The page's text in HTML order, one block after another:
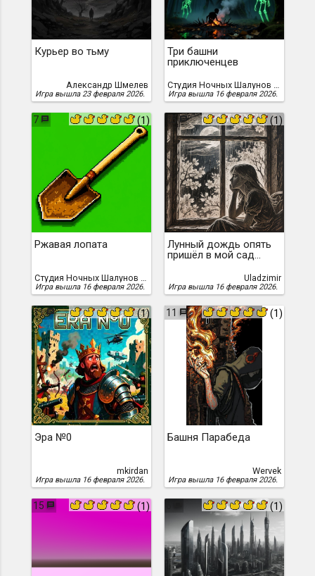
Курьер во тьму
Александр Шмелев
Игра вышла 23 февраля 2026.
Три башни
приключенцев
Студия Ночных Шалунов Дискорда
Игра вышла 16 февраля 2026.
7 (1)
Ржавая лопата
Студия Ночных Шалунов Дискорда
Игра вышла 16 февраля 2026.
15 (1)
Лунный дождь опять
пришёл в мой сад…
Uladzimir
Игра вышла 16 февраля 2026.
11 (1)
Эра №0
mkirdan
Игра вышла 16 февраля 2026.
11 (1)
Башня Парабеда
Wervek
Игра вышла 16 февраля 2026.
15 (1) (1)